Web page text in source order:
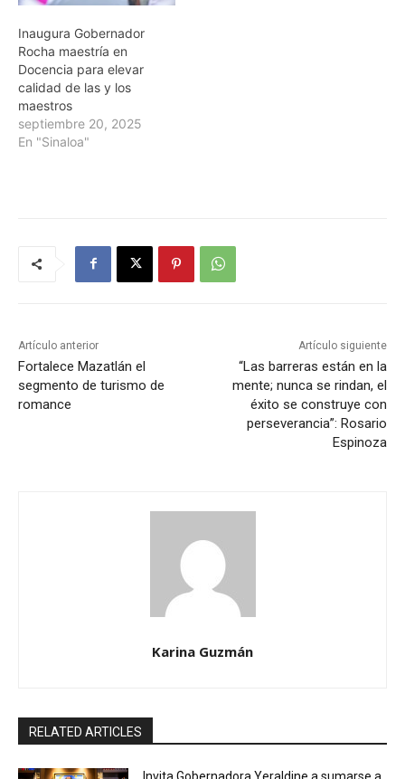
Inaugura Gobernador
Rocha maestría en
Docencia para elevar
calidad de las y los
maestros
septiembre 20, 2025
En "Sinaloa"
Artículo anterior
Fortalece Mazatlán el
segmento de turismo de
romance
Artículo siguiente
“Las barreras están en la
mente; nunca se rindan, el
éxito se construye con
perseverancia”: Rosario
Espinoza
Karina Guzmán
RELATED ARTICLES
Invita Gobernadora Yeraldine a sumarse a